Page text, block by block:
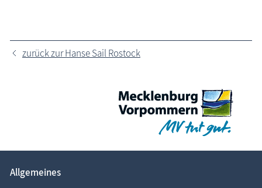
zurück zur Hanse Sail Rostock
Allgemeines